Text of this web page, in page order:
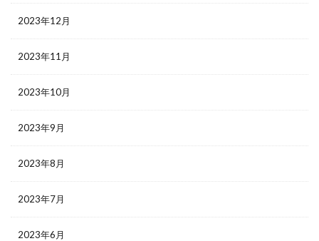
2023年12月
2023年11月
2023年10月
2023年9月
2023年8月
2023年7月
2023年6月